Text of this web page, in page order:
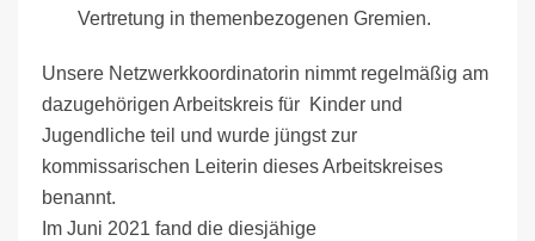
Vertretung in themenbezogenen Gremien.
Unsere Netzwerkkoordinatorin nimmt regelmäßig am
dazugehörigen Arbeitskreis für Kinder und
Jugendliche teil und wurde jüngst zur
kommissarischen Leiterin dieses Arbeitskreises
benannt.
Im Juni 2021 fand die diesjähige